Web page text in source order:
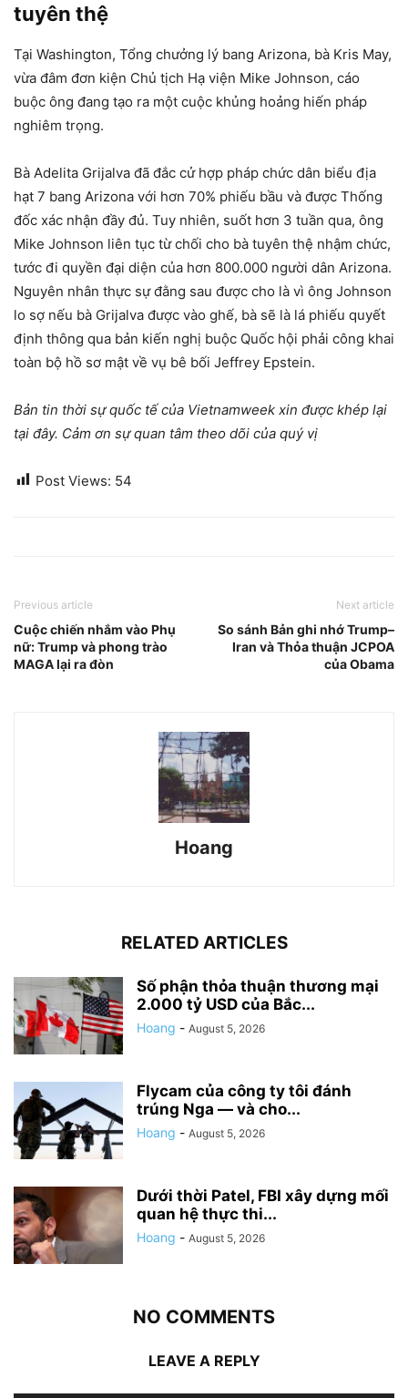
tuyên thệ
Tại Washington, Tổng chưởng lý bang Arizona, bà Kris May,
vừa đâm đơn kiện Chủ tịch Hạ viện Mike Johnson, cáo
buộc ông đang tạo ra một cuộc khủng hoảng hiến pháp
nghiêm trọng.
Bà Adelita Grijalva đã đắc cử hợp pháp chức dân biểu địa
hạt 7 bang Arizona với hơn 70% phiếu bầu và được Thống
đốc xác nhận đầy đủ. Tuy nhiên, suốt hơn 3 tuần qua, ông
Mike Johnson liên tục từ chối cho bà tuyên thệ nhậm chức,
tước đi quyền đại diện của hơn 800.000 người dân Arizona.
Nguyên nhân thực sự đằng sau được cho là vì ông Johnson
lo sợ nếu bà Grijalva được vào ghế, bà sẽ là lá phiếu quyết
định thông qua bản kiến nghị buộc Quốc hội phải công khai
toàn bộ hồ sơ mật về vụ bê bối Jeffrey Epstein.
Bản tin thời sự quốc tế của Vietnamweek xin được khép lại
tại đây. Cảm ơn sự quan tâm theo dõi của quý vị
Post Views: 54
Previous article
Cuộc chiến nhắm vào Phụ
nữ: Trump và phong trào
MAGA lại ra đòn
Next article
So sánh Bản ghi nhớ Trump–
Iran và Thỏa thuận JCPOA
của Obama
Hoang
RELATED ARTICLES
Số phận thỏa thuận thương mại
2.000 tỷ USD của Bắc...
Hoang - August 5, 2026
Flycam của công ty tôi đánh
trúng Nga — và cho...
Hoang - August 5, 2026
Dưới thời Patel, FBI xây dựng mối
quan hệ thực thi...
Hoang - August 5, 2026
NO COMMENTS
LEAVE A REPLY